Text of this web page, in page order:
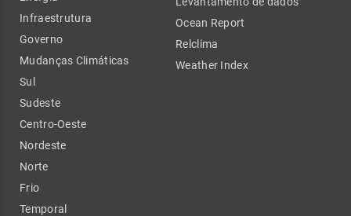
Infraestrutura
Governo
Mudanças Climáticas
Sul
Sudeste
Centro-Oeste
Nordeste
Norte
Frio
Temporal
Ocean Report
Relclima
Weather Index